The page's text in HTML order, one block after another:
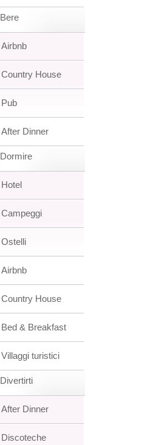
Bere
Airbnb
Country House
Pub
After Dinner
Dormire
Hotel
Campeggi
Ostelli
Airbnb
Country House
Bed & Breakfast
Villaggi turistici
Divertirti
After Dinner
Discoteche